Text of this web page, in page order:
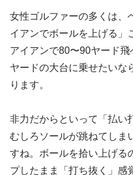
女性ゴルファーの多くは、
イアンでボールを上げる」
アイアンで80〜90ヤード
ヤードの大台に乗せたいな
ります。
非力だからといって「払い
むしろソールが跳ねてしま
すね。ボールを拾い上げる
プしたまま「打ち抜く」感